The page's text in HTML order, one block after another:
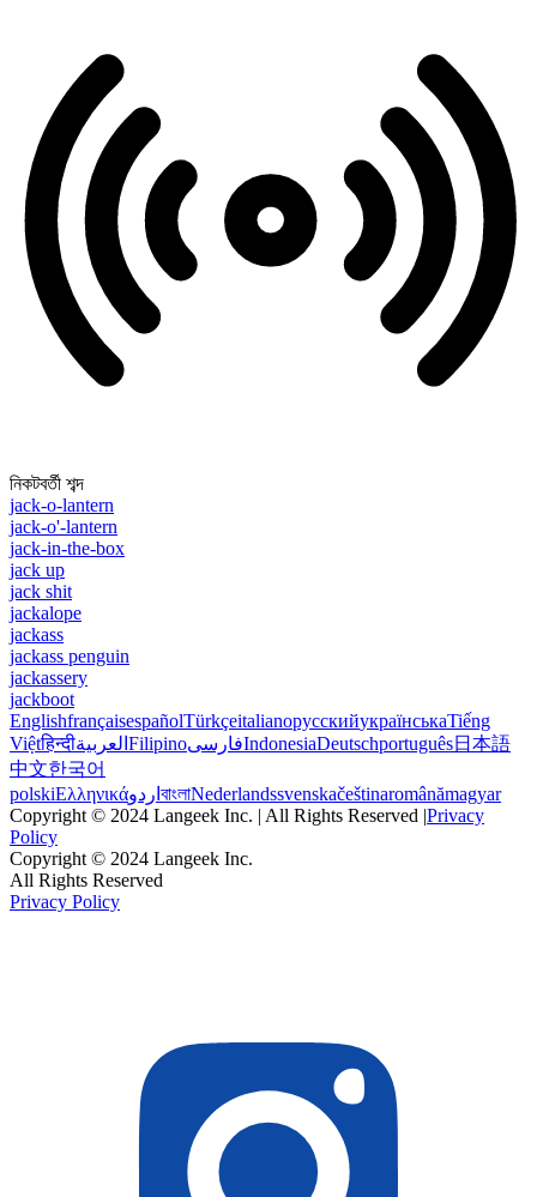
নিকটবর্তী শব্দ
jack-o-lantern
jack-o'-lantern
jack-in-the-box
jack up
jack shit
jackalope
jackass
jackass penguin
jackassery
jackboot
EnglishfrançaisespañolTürkçeitalianoрусскийукраїнськаTiếng
Việtहिन्दीالعربية FilipinoفارسیIndonesiaDeutschportuguês日本語
中文한국어
polskiΕλληνικάاردو বাংলাNederlandssvenskačeštinaromânămagyar
Copyright © 2024 Langeek Inc. | All Rights Reserved |Privacy
Policy
Copyright © 2024 Langeek Inc.
All Rights Reserved
Privacy Policy